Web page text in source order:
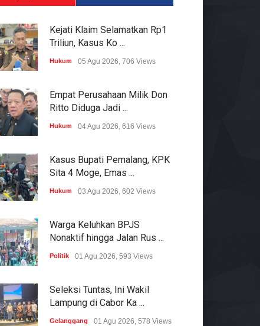
Kejati Klaim Selamatkan Rp1
Triliun, Kasus Ko ...
Hukum 05 Agu 2026, 706 Views
Empat Perusahaan Milik Don
Ritto Diduga Jadi ...
Hukum 04 Agu 2026, 616 Views
Kasus Bupati Pemalang, KPK
Sita 4 Moge, Emas ...
Hukum 03 Agu 2026, 602 Views
Warga Keluhkan BPJS
Nonaktif hingga Jalan Rus ...
Politik 01 Agu 2026, 593 Views
Seleksi Tuntas, Ini Wakil
Lampung di Cabor Ka ...
Gelanggang 01 Agu 2026, 578 Views